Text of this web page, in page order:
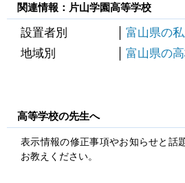
関連情報：片山学園高等学校
設置者別
富山県の
地域別
富山県の
高等学校の先生へ
表示情報の修正事項やお知らせと話
お教えください。